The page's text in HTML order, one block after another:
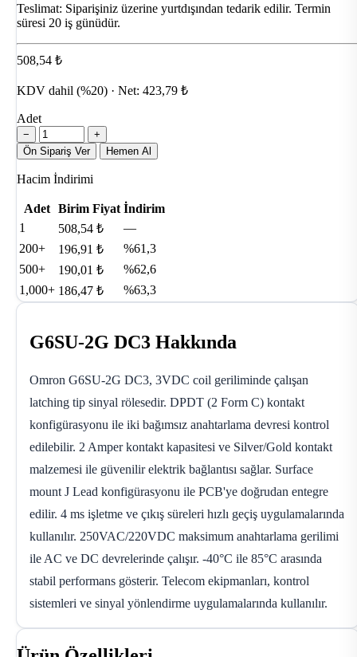
Teslimat: Siparişiniz üzerine yurtdışından tedarik edilir. Termin
süresi 20 iş günüdür.
508,54 ₺
KDV dahil (%20) · Net: 423,79 ₺
Adet
−
+
Ön Sipariş Ver
Hemen Al
Hacim İndirimi
Adet Birim Fiyat İndirim
1
508,54 ₺
—
200+
196,91 ₺
%61,3
500+
190,01 ₺
%62,6
1,000+ 186,47 ₺ %63,3
G6SU-2G DC3 Hakkında
Omron G6SU-2G DC3, 3VDC coil geriliminde çalışan
latching tip sinyal rölesedir. DPDT (2 Form C) kontakt
konfigürasyonu ile iki bağımsız anahtarlama devresi kontrol
edilebilir. 2 Amper kontakt kapasitesi ve Silver/Gold kontakt
malzemesi ile güvenilir elektrik bağlantısı sağlar. Surface
mount J Lead konfigürasyonu ile PCB'ye doğrudan entegre
edilir. 4 ms işletme ve çıkış süreleri hızlı geçiş uygulamalarında
kullanılır. 250VAC/220VDC maksimum anahtarlama gerilimi
ile AC ve DC devrelerinde çalışır. -40°C ile 85°C arasında
stabil performans gösterir. Telecom ekipmanları, kontrol
sistemleri ve sinyal yönlendirme uygulamalarında kullanılır.